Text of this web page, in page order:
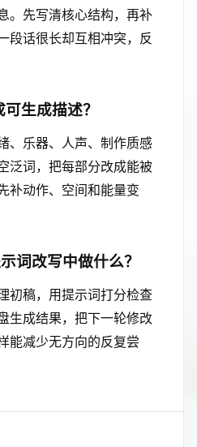
。先写清核心结构，再补
段话很长却互相冲突，反
生成描述？
、乐器、人声、制作质感
泛词，把每部分改成能被
补动作、空间和能量变
词改写中做什么？
初稿，用提示词打分检查
生成结果，把下一轮修改
能减少无方向的反复尝